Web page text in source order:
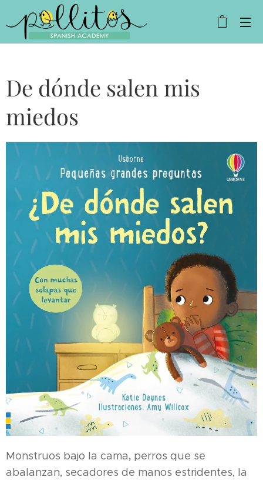
De dónde salen mis
miedos
Monstruos bajo la cama, perros que se
abalanzan, secadores de manos estridentes, la